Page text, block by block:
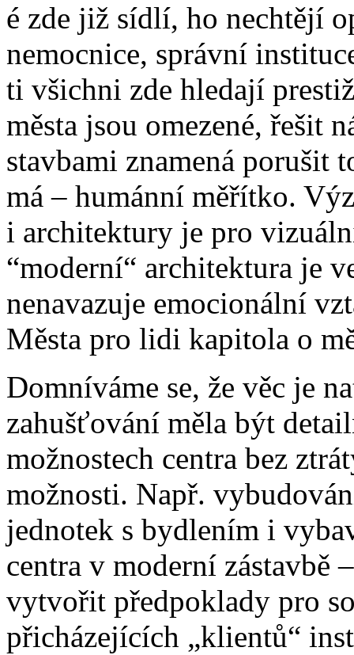
é zde již sídlí, ho nechtějí
nemocnice, správní
ti všichni zde hledají
města jsou omezené, řešit
stavbami znamená porušit
má – humánní měřítko.
i architektury je pro
“moderní“ architektura je
nenavazuje emocionální
Města pro lidi kapitola o
Domníváme se, že věc je
zahušťování měla být
možnostech centra bez
možnosti. Např.
jednotek s bydlením i
centra v moderní zástavbě
vytvořit předpoklady pro
přicházejících „klientů“